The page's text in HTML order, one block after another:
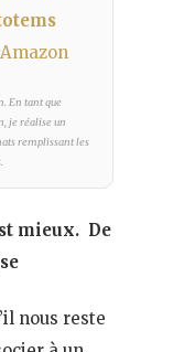
En tant que
je réalise un
remplissant les
mieux. De
nous reste